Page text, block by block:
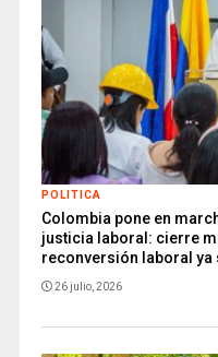
POLITICA
Colombia pone en
justicia laboral: cierre
reconversión laboral ya
26 julio, 2026